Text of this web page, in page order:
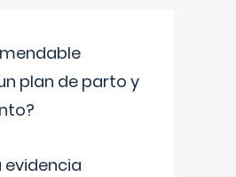
plan de parto y
evidencia